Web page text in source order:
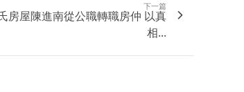
下一篇
房屋陳進南從公職轉職房仲 以真
相...